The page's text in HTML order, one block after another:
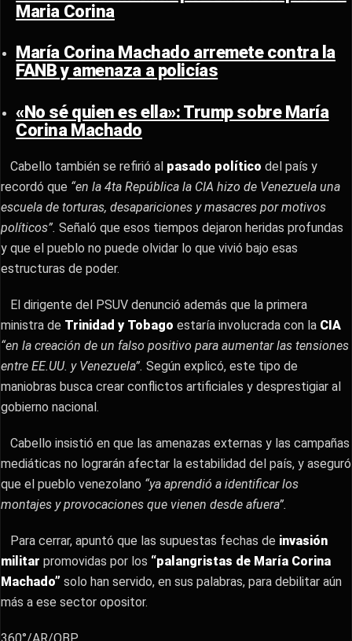
Maria Corina
María Corina Machado arremete contra la
FANB y amenaza a policías
«No sé quien es ella»: Trump sobre María
Corina Machado
Cabello también se refirió al pasado político del país y
recordó que “en la 4ta República la CIA hizo de Venezuela una
escuela de torturas, desapariciones y masacres por motivos
políticos”. Señaló que esos tiempos dejaron heridas profundas
y que el pueblo no puede olvidar lo que vivió bajo esas
estructuras de poder.
El dirigente del PSUV denunció además que la primera
ministra de Trinidad y Tobago estaría involucrada con la CIA
“en la creación de un falso positivo para aumentar las tensiones
entre EE.UU. y Venezuela”. Según explicó, este tipo de
maniobras busca crear conflictos artificiales y desprestigiar al
gobierno nacional.
Cabello insistió en que las amenazas externas y las campañas
mediáticas no lograrán afectar la estabilidad del país, y aseguró
que el pueblo venezolano “ya aprendió a identificar los
montajes y provocaciones que vienen desde afuera”.
Para cerrar, apuntó que las supuestas fechas de invasión
militar promovidas por los “palangristas de María Corina
Machado” solo han servido, en sus palabras, para debilitar aún
más a ese sector opositor.